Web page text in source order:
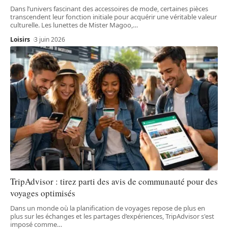
Dans l’univers fascinant des accessoires de mode, certaines pièces
transcendent leur fonction initiale pour acquérir une véritable valeur
culturelle. Les lunettes de Mister Magoo, …
Loisirs 3 juin 2026
TripAdvisor : tirez parti des avis de communauté pour des
voyages optimisés
Dans un monde où la planification de voyages repose de plus en
plus sur les échanges et les partages d’expériences, TripAdvisor s'est
imposé comme…